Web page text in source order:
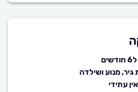
מנוע ושילדה
עתידי